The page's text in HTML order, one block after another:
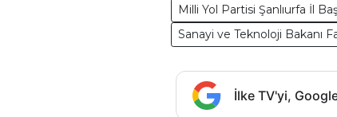
Milli Yol Partisi Şanlıurfa İl
Sanayi ve Teknoloji Bakanı
İlke TV'yi,